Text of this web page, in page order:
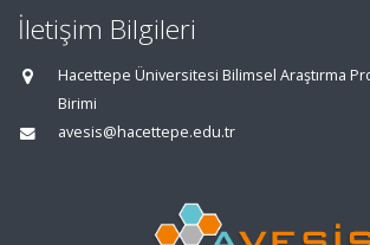
İletişim Bilgileri
Hacettepe Üniversitesi Bilimsel Araştırma
Birimi
avesis@hacettepe.edu.tr